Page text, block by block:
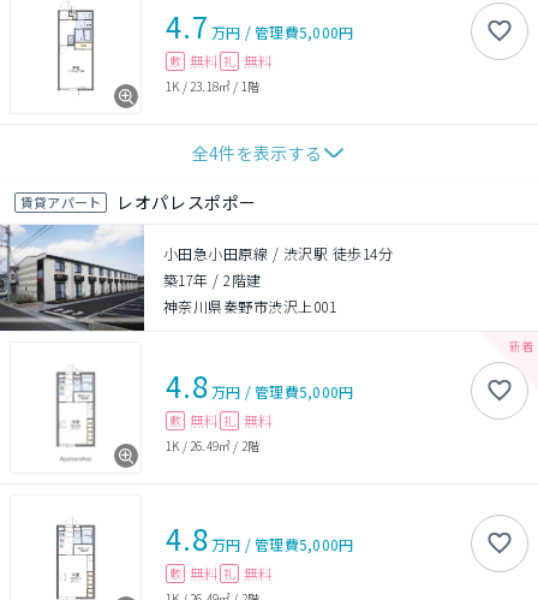
4.7 万円 /管理費5,000円
敷 無料 礼 無料
1K / 23.18㎡ / 1階
全4件を表示する
賃貸アパート レオパレスポポー
小田急小田原線 / 渋沢駅 徒歩14分
築17年 /2階建
神奈川県秦野市渋沢上001
4.8万円 /管理費5,000円
敷 無料 礼 無料
1K / 26.49㎡ / 2階
4.8万円 /管理費5,000円
敷 無料 礼 無料